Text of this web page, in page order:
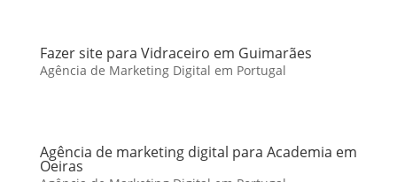
Fazer site para Vidraceiro em Guimarães
Agência de Marketing Digital em Portugal
Agência de marketing digital para Academia em
Oeiras